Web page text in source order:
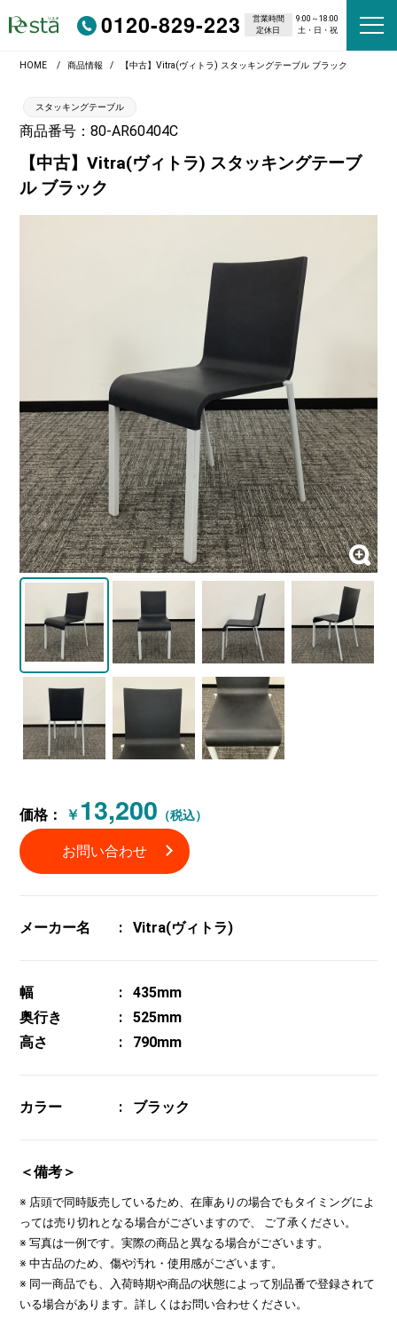
0120-829-223 営業時間
9:00～18:00
定休日
土・日・祝
HOME 商品情報 【中古】Vitra(ヴィトラ) スタッキングテーブル ブラック
スタッキングテーブル
商品番号：80-AR60404C
【中古】Vitra(ヴィトラ) スタッキングテーブ
ル ブラック
価格： ￥ 13,200 （税込）
お問い合わせ
メーカー名 Vitra(ヴィトラ)
幅
435mm
奥行き
525mm
高さ
790mm
カラー ブラック
＜備考＞
※ 店頭で同時販売しているため、在庫ありの場合でもタイミングによ
っては売り切れとなる場合がございますので、 ご了承ください。
※ 写真は一例です。実際の商品と異なる場合がございます。
※ 中古品のため、傷や汚れ・使用感がございます。
※ 同一商品でも、入荷時期や商品の状態によって別品番で登録されて
いる場合があります。詳しくはお問い合わせください。